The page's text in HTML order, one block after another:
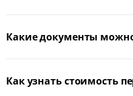
Какие документы
Как узнать стоимость